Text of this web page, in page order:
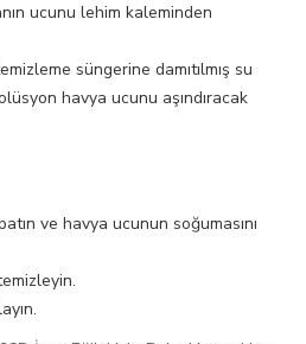
ucunu lehim kaleminden
süngerine damıtılmış su
havya ucunu aşındıracak
ve havya ucunun soğumasını